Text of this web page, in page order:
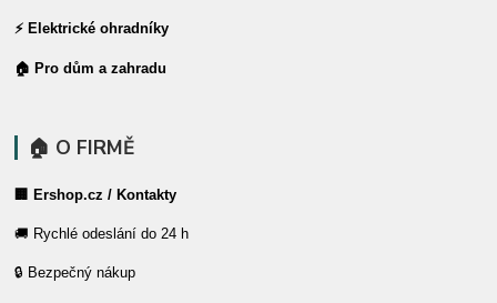
⚡ Elektrické ohradníky
🏠 Pro dům a zahradu
🏠 O FIRMĚ
🏢 Ershop.cz / Kontakty
🚚 Rychlé odeslání do 24 h
🔒 Bezpečný nákup